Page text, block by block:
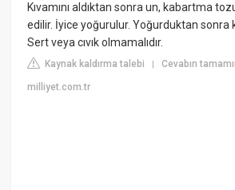
Kıvamını aldıktan sonra un, kabartma
edilir. İyice yoğurulur. Yoğurduktan sonra
Sert veya cıvık olmamalıdır.
Kaynak kaldırma talebi |Cevabın
milliyet.com.tr